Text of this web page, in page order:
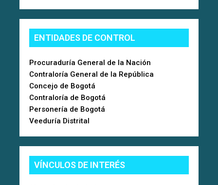
ENTIDADES DE CONTROL
Procuraduría General de la Nación
Contraloría General de la República
Concejo de Bogotá
Contraloría de Bogotá
Personería de Bogotá
Veeduría Distrital
VÍNCULOS DE INTERÉS